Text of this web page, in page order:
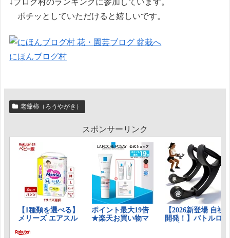
ポチッとしていただけると嬉しいです。
にほんブログ村
老爺柿（ろうやがき）
スポンサーリンク